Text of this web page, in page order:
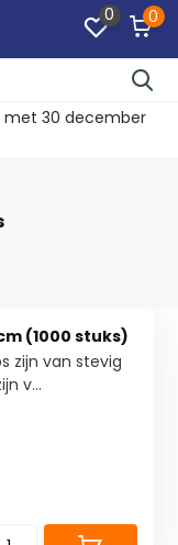
0 0
met 30 december
(1000 stuks)
zijn van stevig
v...